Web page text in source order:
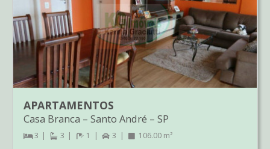
APARTAMENTOS
Casa Branca – Santo André – SP
3 3 1 3 106.00 m²